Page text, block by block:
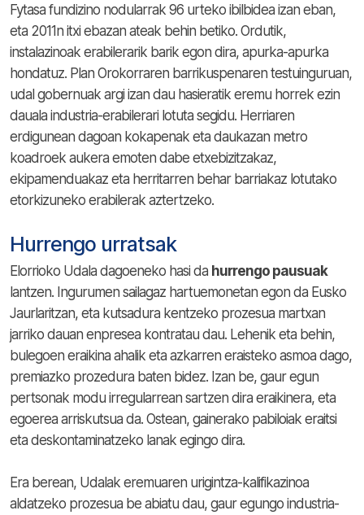
Fytasa fundizino nodularrak 96 urteko ibilbidea izan eban,
eta 2011n itxi ebazan ateak behin betiko. Ordutik,
instalazinoak erabilerarik barik egon dira, apurka-apurka
hondatuz. Plan Orokorraren barrikuspenaren testuinguruan,
udal gobernuak argi izan dau hasieratik eremu horrek ezin
dauala industria-erabilerari lotuta segidu. Herriaren
erdigunean dagoan kokapenak eta daukazan metro
koadroek aukera emoten dabe etxebizitzakaz,
ekipamenduakaz eta herritarren behar barriakaz lotutako
etorkizuneko erabilerak aztertzeko.
Hurrengo urratsak
Elorrioko Udala dagoeneko hasi da hurrengo pausuak
lantzen. Ingurumen sailagaz hartuemonetan egon da Eusko
Jaurlaritzan, eta kutsadura kentzeko prozesua martxan
jarriko dauan enpresea kontratau dau. Lehenik eta behin,
bulegoen eraikina ahalik eta azkarren eraisteko asmoa dago,
premiazko prozedura baten bidez. Izan be, gaur egun
pertsonak modu irregularrean sartzen dira eraikinera, eta
egoerea arriskutsua da. Ostean, gainerako pabiloiak eraitsi
eta deskontaminatzeko lanak egingo dira.
Era berean, Udalak eremuaren urigintza-kalifikazinoa
aldatzeko prozesua be abiatu dau, gaur egungo industria-